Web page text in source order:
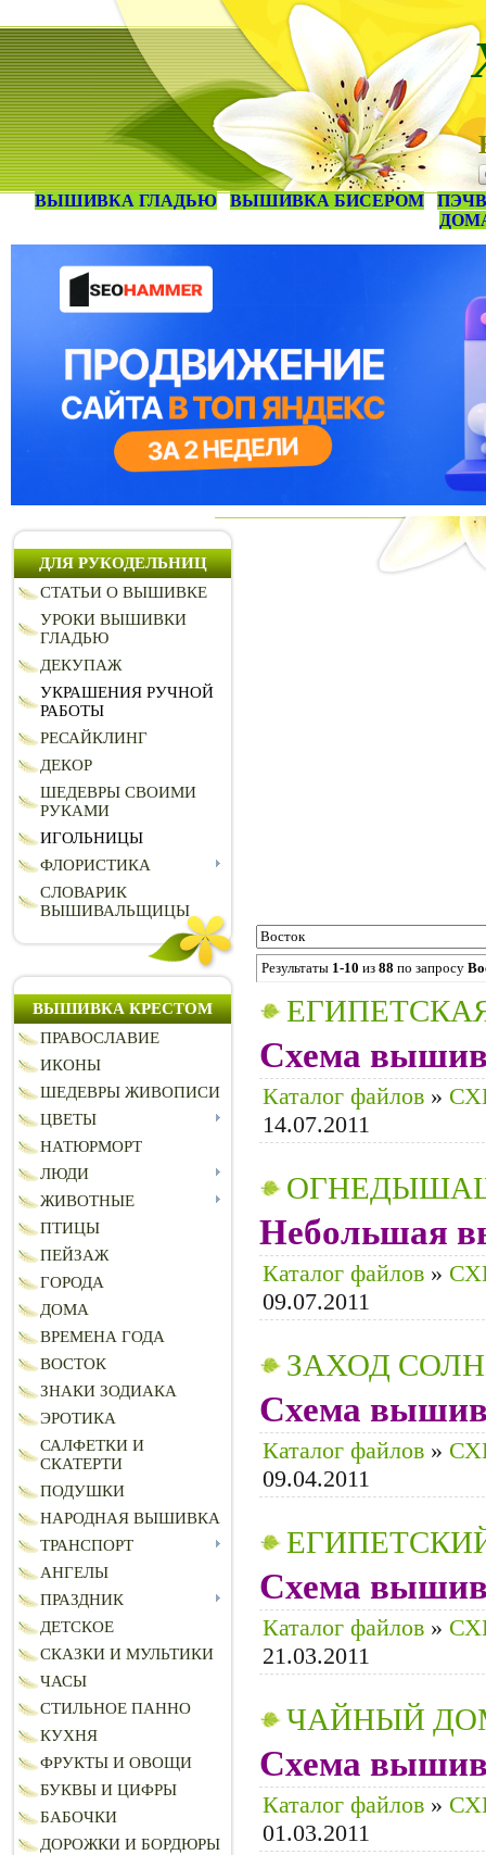
ВЫШИВКА ГЛАДЬЮ ВЫШИВКА БИСЕРОМ
ДЛЯ РУКОДЕЛЬНИЦ
СТАТЬИ О ВЫШИВКЕ
УРОКИ ВЫШИВКИ
ГЛАДЬЮ
ДЕКУПАЖ
УКРАШЕНИЯ РУЧНОЙ
РАБОТЫ
РЕСАЙКЛИНГ
ДЕКОР
ШЕДЕВРЫ СВОИМИ
РУКАМИ
ИГОЛЬНИЦЫ
ФЛОРИСТИКА
СЛОВАРИК
ВЫШИВАЛЬЩИЦЫ
ВЫШИВКА КРЕСТОМ
ПРАВОСЛАВИЕ
ИКОНЫ
ШЕДЕВРЫ ЖИВОПИСИ
ЦВЕТЫ
НАТЮРМОРТ
ЛЮДИ
ЖИВОТНЫЕ
ПТИЦЫ
ПЕЙЗАЖ
ГОРОДА
ДОМА
ВРЕМЕНА ГОДА
ВОСТОК
ЗНАКИ ЗОДИАКА
ЭРОТИКА
САЛФЕТКИ И
СКАТЕРТИ
ПОДУШКИ
НАРОДНАЯ ВЫШИВКА
ТРАНСПОРТ
АНГЕЛЫ
ПРАЗДНИК
ДЕТСКОЕ
СКАЗКИ И МУЛЬТИКИ
ЧАСЫ
СТИЛЬНОЕ ПАННО
КУХНЯ
ФРУКТЫ И ОВОЩИ
БУКВЫ И ЦИФРЫ
БАБОЧКИ
ДОРОЖКИ И БОРДЮРЫ
Результаты 1-10 из 88 по запросу
Схема
Каталог файлов »
14.07.2011
Небольшая
Каталог файлов »
09.07.2011
ЗАХОД
Схема
Каталог файлов »
09.04.2011
Схема
Каталог файлов »
21.03.2011
ЧАЙНЫЙ
Схема
Каталог файлов »
01.03.2011